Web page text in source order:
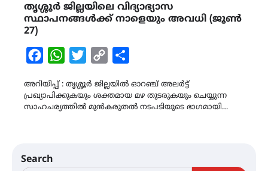
തൃശ്ശൂര്‍ ജില്ലയിലെ വിദ്യാഭ്യാസ
സ്ഥാപനങ്ങള്‍ക്ക് നാളെയും അവധി (ജൂൺ
27)
FacebookWhatsAppTwitterCopy
അറിയിപ്പ് : തൃശ്ശൂര്‍ ജില്ലയില്‍ ഓറഞ്ച് അലർട്ട്
പ്രഖ്യാപിക്കുകയും ശക്തമായ മഴ തുടരുകയും ചെയ്യുന്ന
സാഹചര്യത്തിൽ മുന്‍കരുതല്‍ നടപടിയുടെ ഭാഗമായി…
Search